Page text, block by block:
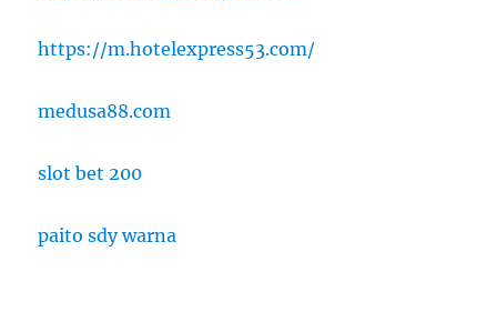
https://m.hotelexpress53.com/
medusa88.com
slot bet 200
paito sdy warna